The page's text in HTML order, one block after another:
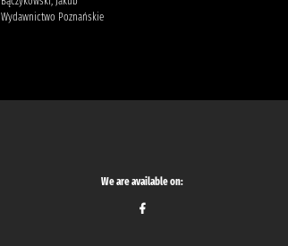
Wydawnictwo Poznańskie
We are available on: